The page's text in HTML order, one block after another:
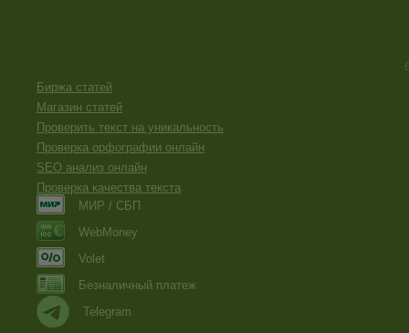
Биржа статей
Магазин статей
Проверить текст на уникальность
Проверка орфографии онлайн
SEO анализ онлайн
Проверка качества текста
МИР / СБП
WebMoney
Volet
Безналичный платеж
Telegram